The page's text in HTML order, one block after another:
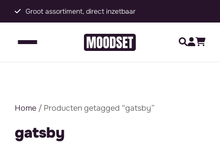
Groot assortiment, direct inzetbaar
Home / Producten getagged “gatsby”
gatsby